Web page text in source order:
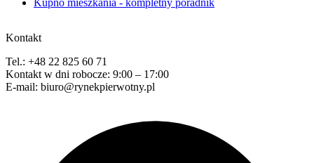
Kontakt
Tel.: +48 22 825 60 71
Kontakt w dni robocze: 9:00 – 17:00
E-mail: biuro@rynekpierwotny.pl